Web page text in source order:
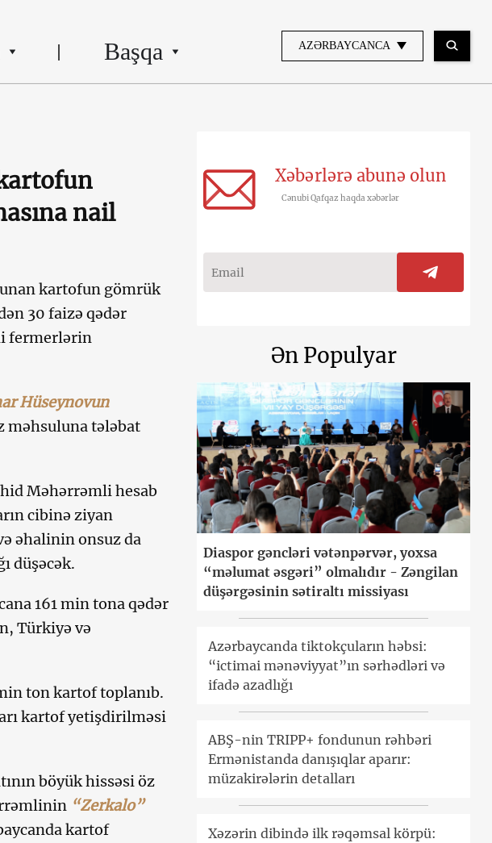
Başqa AZƏRBAYCANCA
nail
kartofun gömrük
30 faizə qədər
fermerlərin
Hüseynovun
məhsuluna tələbat
Məhərrəmli hesab
cibinə ziyan
əhalinin onsuz da
düşəcək.
161 min tona qədər
Türkiyə və
ton kartof toplanıb.
kartof yetişdirilməsi
böyük hissəsi öz
“Zerkalo”
kartof
Xəbərlərə abunə olun
Cənubi Qafqaz haqda xəbərlər
Ən Populyar
Diaspor gəncləri vətənpərvər, yoxsa
“məlumat əsgəri” olmalıdır - Zəngilan
düşərgəsinin sətiraltı missiyası
Azərbaycanda tiktokçuların həbsi:
“ictimai mənəviyyat”ın sərhədləri və
ifadə azadlığı
ABŞ-nin TRIPP+ fondunun rəhbəri
Ermənistanda danışıqlar aparır:
müzakirələrin detalları
Xəzərin dibində ilk rəqəmsal körpü: